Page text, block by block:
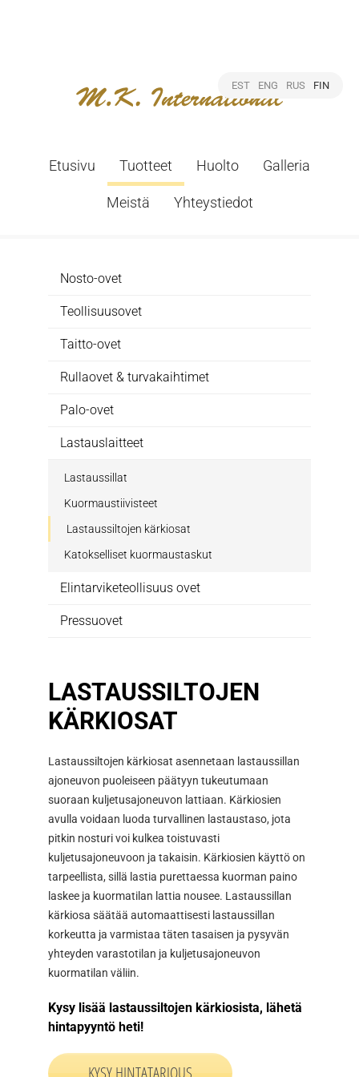
EST ENG RUS FIN
Etusivu Tuotteet Huolto Galleria
Meistä Yhteystiedot
Nosto-ovet
Teollisuusovet
Taitto-ovet
Rullaovet & turvakaihtimet
Palo-ovet
Lastauslaitteet
Lastaussillat
Kuormaustiivisteet
Lastaussiltojen kärkiosat
Katokselliset kuormaustaskut
Elintarviketeollisuus ovet
Pressuovet
LASTAUSSILTOJEN
KÄRKIOSAT
Lastaussiltojen kärkiosat asennetaan lastaussillan
ajoneuvon puoleiseen päätyyn tukeutumaan
suoraan kuljetusajoneuvon lattiaan. Kärkiosien
avulla voidaan luoda turvallinen lastaustaso, jota
pitkin nosturi voi kulkea toistuvasti
kuljetusajoneuvoon ja takaisin. Kärkiosien käyttö on
tarpeellista, sillä lastia purettaessa kuorman paino
laskee ja kuormatilan lattia nousee. Lastaussillan
kärkiosa säätää automaattisesti lastaussillan
korkeutta ja varmistaa täten tasaisen ja pysyvän
yhteyden varastotilan ja kuljetusajoneuvon
kuormatilan väliin.
Kysy lisää lastaussiltojen kärkiosista, lähetä
hintapyyntö heti!
KYSY HINTATARJOUS